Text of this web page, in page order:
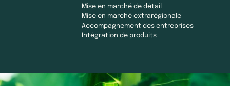
Mise en marché de détail
Mise en marché extrarégionale
Accompagnement des entreprises
Intégration de produits